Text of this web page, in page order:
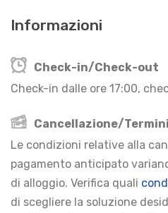
Informazioni
Check-in/Check-out
Check-in dalle ore 17:00,
Cancellazione/
Le condizioni relative alla
pagamento anticipato
di alloggio. Verifica quali
di scegliere la soluzione